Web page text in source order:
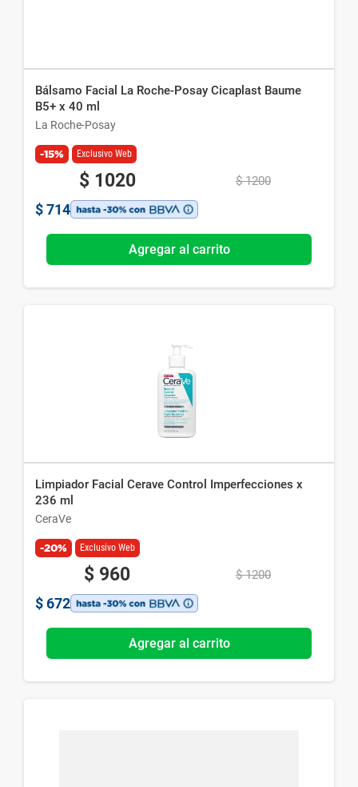
Bálsamo Facial La Roche-Posay Cicaplast Baume
B5+ x 40 ml
La Roche-Posay
-15% Exclusivo Web
$ 1020 $ 1200
$ 714
Agregar al carrito
Limpiador Facial Cerave Control Imperfecciones x
236 ml
CeraVe
-20% Exclusivo Web
$ 960 $ 1200
$ 672
Agregar al carrito